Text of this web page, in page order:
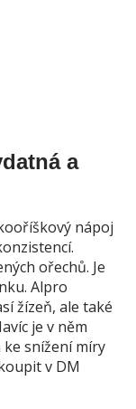
a
nápoj
ořechů. Je
Alpro
žízeň, ale také
je v něm
snížení míry
v DM